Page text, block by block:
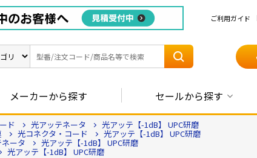
ご利用ガイド
メーカーから探す セールから探す
ド 光アッテネータ 光アッテ【-1dB】 UPC研磨
光コネクタ・コード 光アッテ【-1dB】 UPC研磨
ータ 光アッテ【-1dB】 UPC研磨
光アッテ【-1dB】 UPC研磨